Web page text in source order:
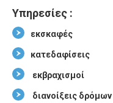
Υπηρεσίες :
εκσκαφές
κατεδαφίσεις
εκβραχισμοί
διανοίξεις δρόμων